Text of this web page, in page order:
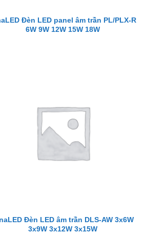
Đèn LED panel âm trần PL/PLX-R
6W 9W 12W 15W 18W
Đèn LED âm trần DLS-AW 3x6W
3x9W 3x12W 3x15W